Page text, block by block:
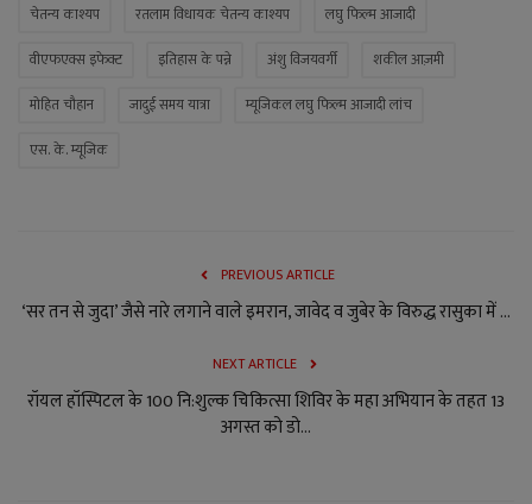
चेतन्य काश्यप
रतलाम विधायक चेतन्य काश्यप
लघु फिल्म आजादी
वीएफएक्स इफेक्ट
इतिहास के पन्ने अंशु विजयवर्गी
शकील आज़मी
मोहित चौहान
जादुई समय यात्रा
म्यूजिकल लघु फिल्म आजादी लांच
एस. के. म्यूजिक
PREVIOUS ARTICLE
‘सर तन से जुदा’ जैसे नारे लगाने वाले इमरान, जावेद व जुबेर के विरुद्ध रासुका में ...
NEXT ARTICLE
रॉयल हॉस्पिटल के 100 नि:शुल्क चिकित्सा शिविर के महा अभियान के तहत 13
अगस्त को डो...